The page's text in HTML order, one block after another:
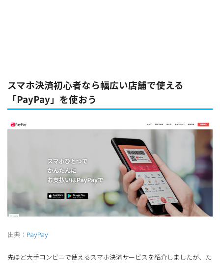
スマホ決済初心者なら幅広い店舗で使える
「PayPay」を使おう
出典： PayPay
先ほど大手コンビニで使えるスマホ決済サービスを紹介しましたが、た